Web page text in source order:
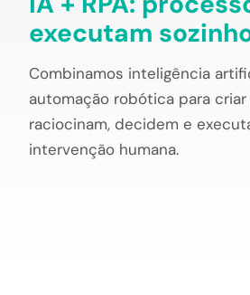
executam
Combinamos inteligência
automação robótica para
raciocinam, decidem e
intervenção humana.